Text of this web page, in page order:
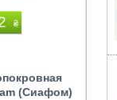
₴
(Сиафом)